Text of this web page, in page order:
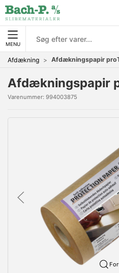
MENU
Afdækning Afdækningspapir
Afdækningspapir
Varenummer: 994003875